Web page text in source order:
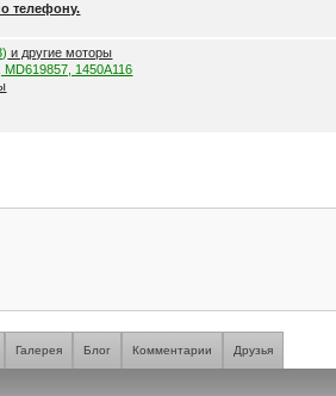
телефону.
и другие моторы
1450A116
Галерея Блог Комментарии Друзья